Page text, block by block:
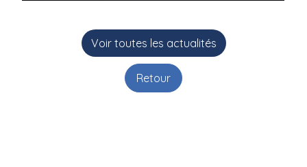
Voir toutes les actualités
Retour